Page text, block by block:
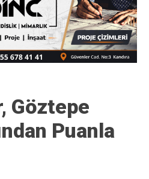
Göztepe
Puanla